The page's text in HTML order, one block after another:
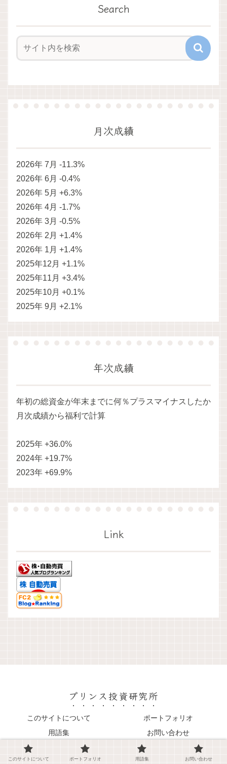
Search
月次成績
2026年 7月 -11.3%
2026年 6月 -0.4%
2026年 5月 +6.3%
2026年 4月 -1.7%
2026年 3月 -0.5%
2026年 2月 +1.4%
2026年 1月 +1.4%
2025年12月 +1.1%
2025年11月 +3.4%
2025年10月 +0.1%
2025年 9月 +2.1%
年次成績
年初の総資金が年末までに何％プラスマイナスしたか
月次成績から福利で計算
2025年 +36.0%
2024年 +19.7%
2023年 +69.9%
Link
プリンス投資研究所
このサイトについて
ポートフォリオ
用語集
お問い合わせ
© 2023 プリンス投資研究所.
このサイトについて ポートフォリオ 用語集 お問い合わせ